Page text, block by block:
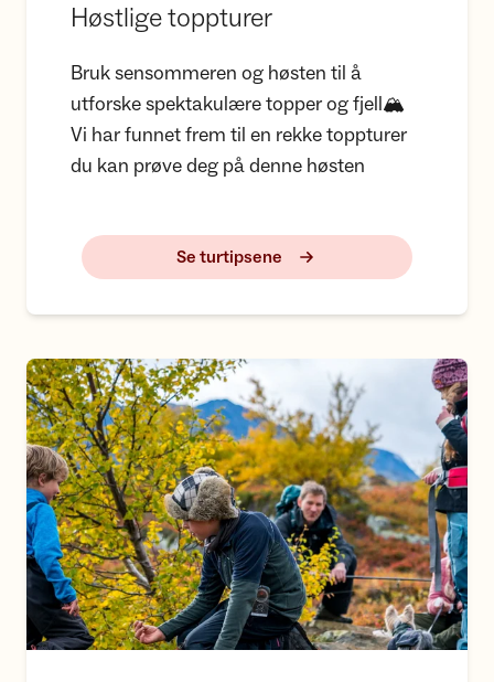
Høstlige toppturer
Bruk sensommeren og høsten til å
utforske spektakulære topper og fjell🏔
Vi har funnet frem til en rekke toppturer
du kan prøve deg på denne høsten
Se turtipsene
Velkommen på betjent DNT hytte i høstferien